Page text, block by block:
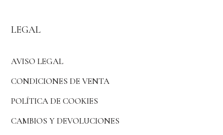
LEGAL
AVISO LEGAL
CONDICIONES DE VENTA
POLÍTICA DE COOKIES
CAMBIOS Y DEVOLUCIONES